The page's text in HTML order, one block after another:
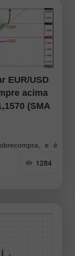
EUR/USD
acima
(SMA
e é
nos próximos
a região de
1284